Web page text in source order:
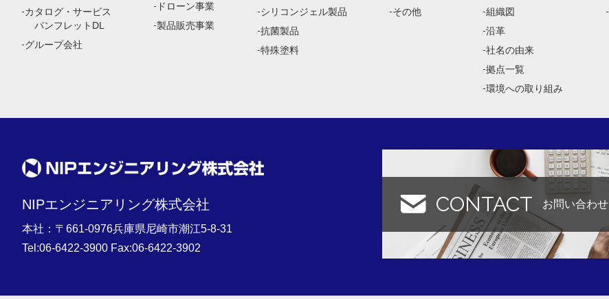
カタログ・サービス
パンフレットDL
グループ会社
ドローン事業
製品販売事業
シリコンジェル製品
抗菌製品
特殊塗料
その他
組織図
沿革
社名の由来
拠点一覧
環境への取り組み
NIPエンジニアリング株式会社
本社：〒661-0976兵庫県尼崎市潮江5-8-31
Tel:06-6422-3900 Fax:06-6422-3902
CONTACT お問い合わせ